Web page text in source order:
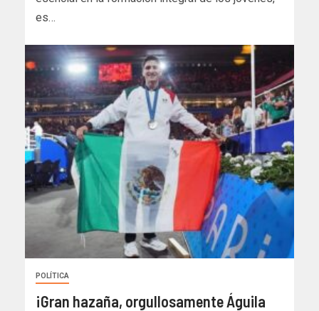
es…
POLÍTICA
¡Gran hazaña, orgullosamente Águila